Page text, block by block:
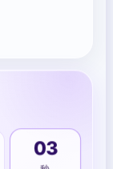
03